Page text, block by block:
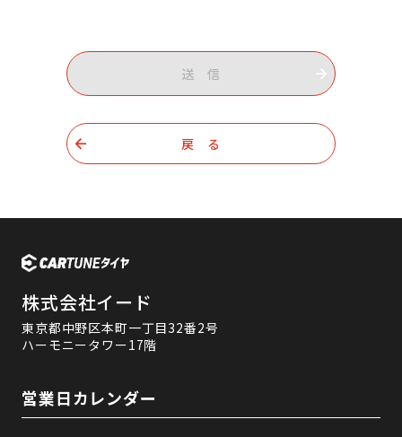
送 信
戻 る
株式会社イード
東京都中野区本町一丁目32番2号
ハーモニータワー17階
営業日カレンダー